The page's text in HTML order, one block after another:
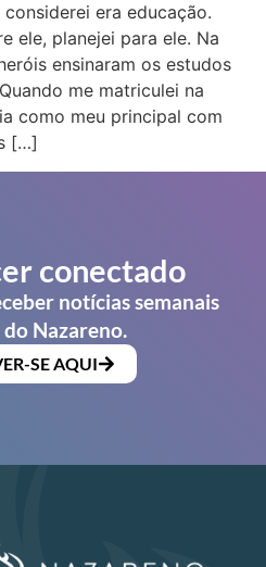
era educação.
ele, planejei para ele. Na
ensinaram os estudos
me matriculei na
como meu principal com
[…]
conectado
notícias semanais
Nazareno.
SE AQUI